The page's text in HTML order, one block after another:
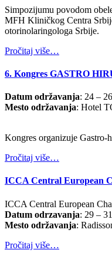
Simpozijumu povodom
MFH Kliničkog Centra
otorinolaringologa Srbije.
Pročitaj više…
6. Kongres GASTRO
Datum održavanja: 24 –
Mesto održavanja: Hotel
Kongres organizuje Gastro-
Pročitaj više…
ICCA Central European
ICCA Central European
Datum odrzavanja: 29 –
Mesto održavanja:
Pročitaj više…